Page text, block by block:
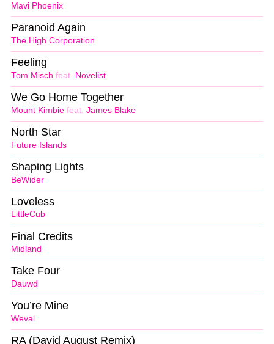
Mavi Phoenix
The High Corporation
Paranoid Again
Tom Misch feat. Novelist
Feeling
Mount Kimbie feat. James Blake
We Go Home Together
Future Islands
North Star
BeWider
Shaping Lights
LittleCub
Loveless
Midland
Final Credits
Dauwd
Take Four
Weval
You’re Mine
RA (David August Remix)